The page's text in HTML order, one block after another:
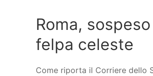
Roma,
felpa celeste
Come riporta il Corriere dello